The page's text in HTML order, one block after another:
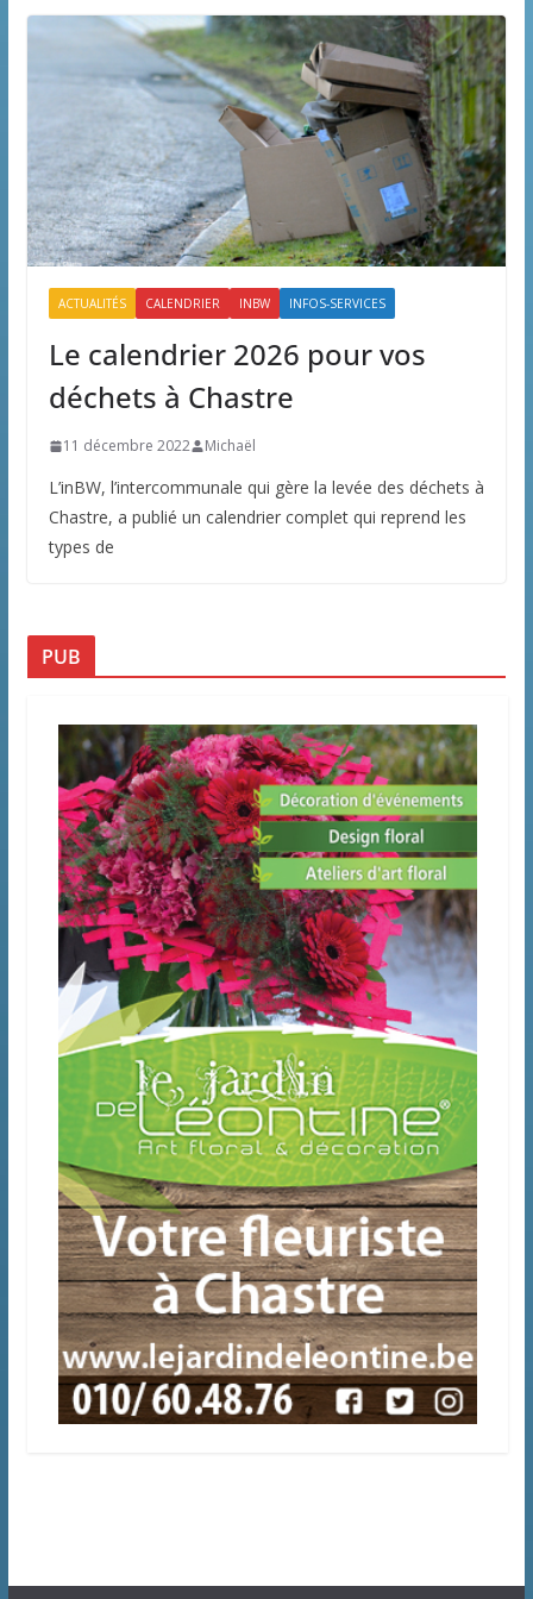
ACTUALITÉS CALENDRIER INBW INFOS-SERVICES
Le calendrier 2026 pour vos
déchets à Chastre
11 décembre 2022 Michaël
L’inBW, l’intercommunale qui gère la levée des déchets à
Chastre, a publié un calendrier complet qui reprend les
types de
PUB